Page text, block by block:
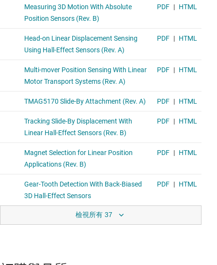
檢視所有 37